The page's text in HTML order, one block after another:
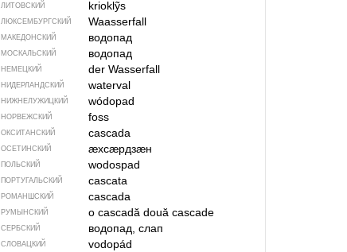
ЛИТОВСКИЙ krioklỹs
ЛЮКСЕМБУРГСКИЙ Waasserfall
МАКЕДОНСКИЙ водопад
МОСКАЛЬСКИЙ водопад
НЕМЕЦКИЙ der Wasserfall
НИДЕРЛАНДСКИЙ waterval
НИЖНЕЛУЖИЦКИЙ wódopad
НОРВЕЖСКИЙ foss
ОКСИТАНСКИЙ cascada
ОСЕТИНСКИЙ ӕхсӕрдзӕн
ПОЛЬСКИЙ wodospad
ПОРТУГАЛЬСКИЙ cascata
РОМАНШСКИЙ cascada
РУМЫНСКИЙ o cascadădouă cascade
СЕРБСКИЙ водопад, слап
СЛОВАЦКИЙ vodopád